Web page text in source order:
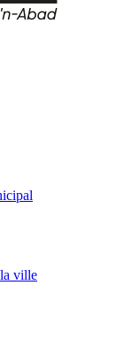
ville